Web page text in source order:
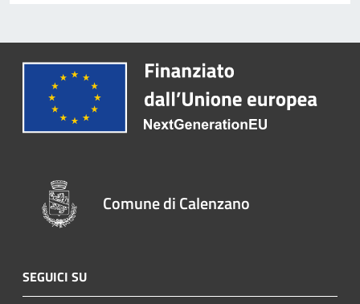
Comune di Calenzano
SEGUICI SU